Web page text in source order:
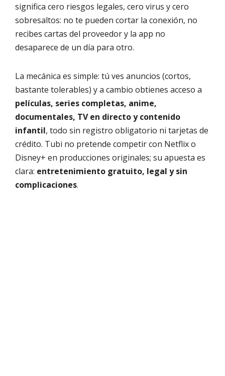
significa cero riesgos legales, cero virus y cero
sobresaltos: no te pueden cortar la conexión, no
recibes cartas del proveedor y la app no
desaparece de un día para otro.
La mecánica es simple: tú ves anuncios (cortos,
bastante tolerables) y a cambio obtienes acceso a
películas, series completas, anime,
documentales, TV en directo y contenido
infantil, todo sin registro obligatorio ni tarjetas de
crédito. Tubi no pretende competir con Netflix o
Disney+ en producciones originales; su apuesta es
clara: entretenimiento gratuito, legal y sin
complicaciones.